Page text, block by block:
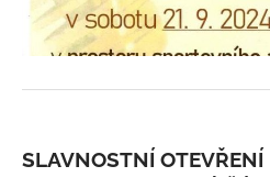
SLAVNOSTNÍ OTEVŘENÍ